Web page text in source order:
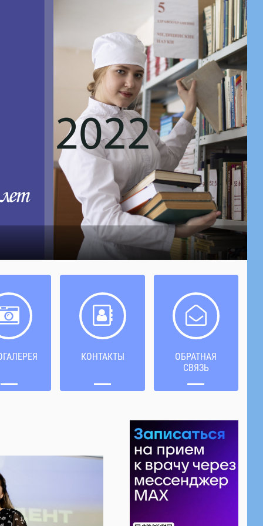
КОНТАКТЫ
ОБРАТНАЯ
СВЯЗЬ